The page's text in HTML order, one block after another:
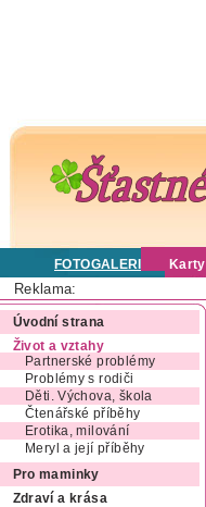
FOTOGALERIE Karty
Reklama:
Úvodní strana
Život a vztahy
Partnerské problémy
Problémy s rodiči
Děti. Výchova, škola
Čtenářské příběhy
Erotika, milování
Meryl a její příběhy
Pro maminky
Zdraví a krása